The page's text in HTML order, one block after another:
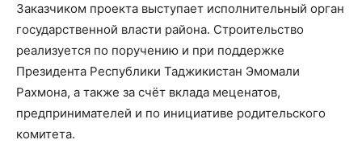
Заказчиком проекта выступает исполнительный орган
государственной власти района. Строительство
реализуется по поручению и при поддержке
Президента Республики Таджикистан Эмомали
Рахмона, а также за счёт вклада меценатов,
предпринимателей и по инициативе родительского
комитета.